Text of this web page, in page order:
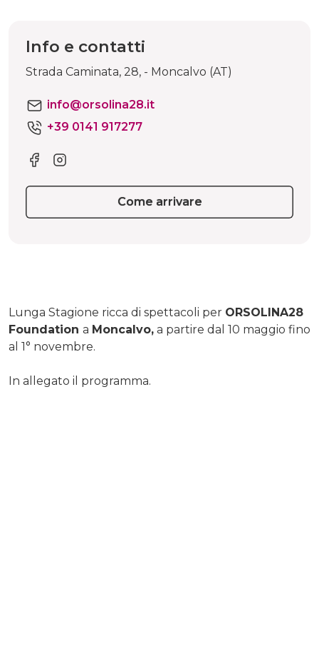
Lunga Stagione ricca di spettacoli per ORSOLINA28
Foundation a Moncalvo, a partire dal 10 maggio fino
al 1° novembre.
In allegato il programma.
Info e contatti
Strada Caminata, 28, - Moncalvo (AT)
info@orsolina28.it
+39 0141 917277
Come arrivare